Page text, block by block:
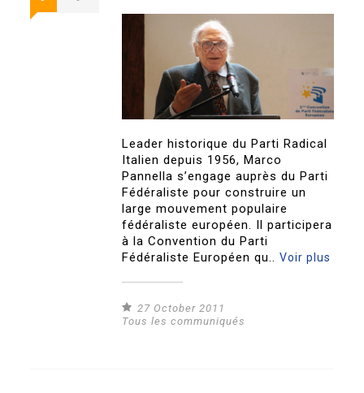
Leader historique du Parti Radical
Italien depuis 1956, Marco
Pannella s’engage auprès du Parti
Fédéraliste pour construire un
large mouvement populaire
fédéraliste européen. Il participera
à la Convention du Parti
Fédéraliste Européen qu..Voir plus
27 October 2011
Tous les communiqués